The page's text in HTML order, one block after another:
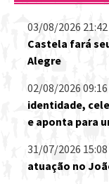
03/08/2026 21:42
Castela fará
Alegre
02/08/2026 09:16
identidade,
e aponta para
31/07/2026 15:08
atuação no